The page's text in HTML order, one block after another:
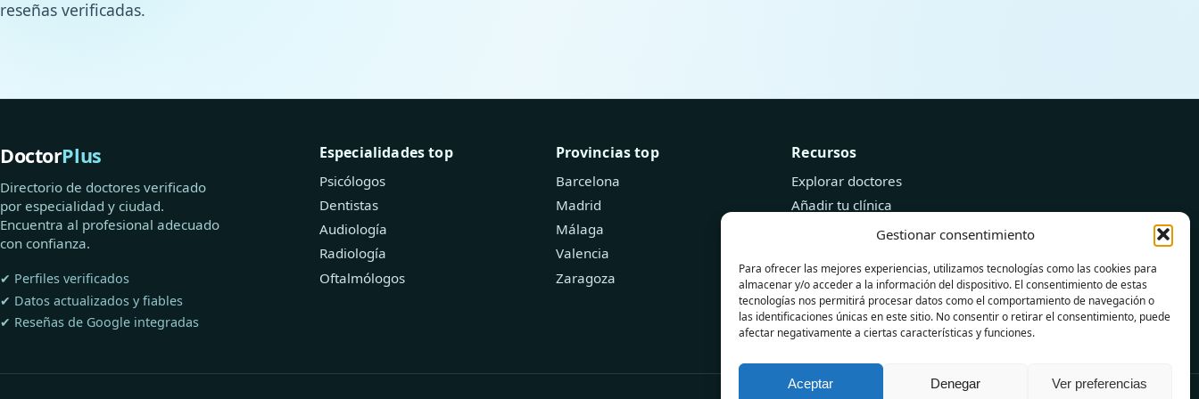
Gestionar consentimiento
Para ofrecer las mejores experiencias, utilizamos tecnologías como las cookies para
almacenar y/o acceder a la información del dispositivo. El consentimiento de estas
tecnologías nos permitirá procesar datos como el comportamiento de navegación o
las identificaciones únicas en este sitio. No consentir o retirar el consentimiento, puede
afectar negativamente a ciertas características y funciones.
Aceptar Denegar Ver preferencias
reseñas verificadas.
DoctorPlus
Directorio de doctores verificado
por especialidad y ciudad.
Encuentra al profesional adecuado
con confianza.
✔ Perfiles verificados
✔ Datos actualizados y fiables
✔ Reseñas de Google integradas
Especialidades top
Psicólogos
Dentistas
Audiología
Radiología
Oftalmólogos
Provincias top
Barcelona
Madrid
Málaga
Valencia
Zaragoza
Recursos
Explorar doctores
Añadir tu clínica
Blog de Salud